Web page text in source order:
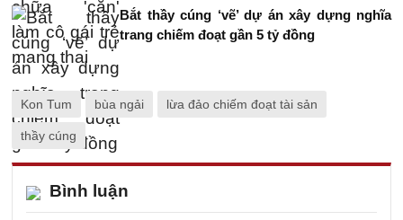
Bắt thầy cúng ‘vẽ’ dự án xây dựng nghĩa
trang chiếm đoạt gần 5 tỷ đồng
Kon Tum bùa ngải lừa đảo chiếm đoạt tài sản
thầy cúng
Bình luận